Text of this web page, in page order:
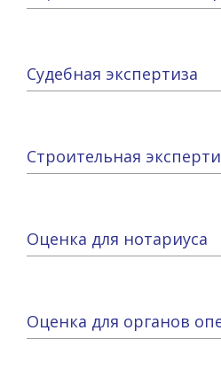
Судебная экспертиза
Строительная
Оценка для нотариуса
Оценка для органов